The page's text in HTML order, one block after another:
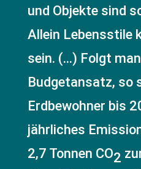
und Objekte sind
Allein Lebensstile
sein. (…) Folgt
Budgetansatz, so
Erdbewohner bis
jährliches
2,7 Tonnen CO2